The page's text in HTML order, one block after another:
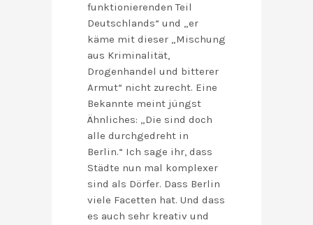
funktionierenden Teil
Deutschlands“ und „er
käme mit dieser „Mischung
aus Kriminalität,
Drogenhandel und bitterer
Armut“ nicht zurecht. Eine
Bekannte meint jüngst
Ähnliches: „Die sind doch
alle durchgedreht in
Berlin.“ Ich sage ihr, dass
Städte nun mal komplexer
sind als Dörfer. Dass Berlin
viele Facetten hat. Und dass
es auch sehr kreativ und